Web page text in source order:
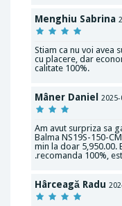
Menghiu Sabrina
Stiam ca nu voi avea
cu placere, dar
calitate 100%.
Mâner Daniel 2025-
Am avut surpriza sa
Balma NS19S-150-
min la doar 5,950.00.
.recomanda 100%,
Hârceagă Radu